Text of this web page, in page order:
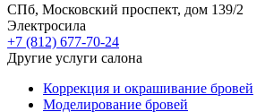
СПб, Московский проспект, дом 139/2
Электросила
+7 (812) 677-70-24
Другие услуги салона
Коррекция и окрашивание бровей
Моделирование бровей